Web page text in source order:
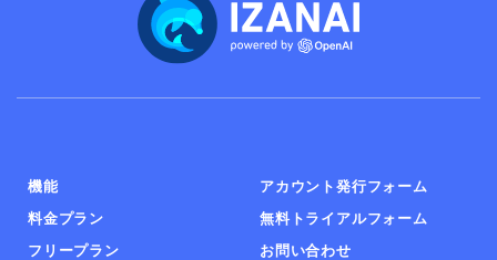
機能
料金プラン
フリープラン
アカウント発行フォーム
無料トライアルフォーム
お問い合わせ